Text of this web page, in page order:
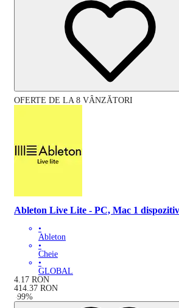
OFERTE DE LA 8 VÂNZĂTORI
Ableton Live Lite - PC, Mac 1
•
Ableton
•
Cheie
•
GLOBAL
4.17 RON
414.37 RON
-99%